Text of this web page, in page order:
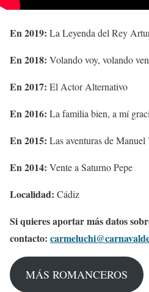
En 2019: La Leyenda del Rey
En 2018: Volando voy, volando
En 2017: El Actor Alternativo
En 2016: La familia bien, a mí
En 2015: Las aventuras de
En 2014: Vente a Saturno Pepe
Localidad: Cádiz
Si quieres aportar más datos
contacto:
MÁS ROMANCEROS